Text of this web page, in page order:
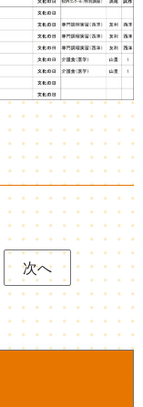
次へ